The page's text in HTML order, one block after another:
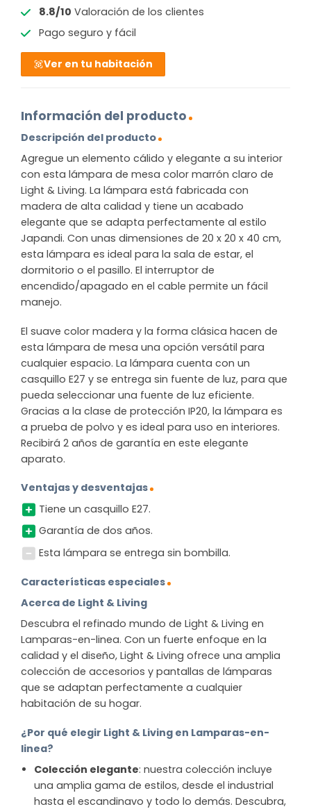
8.8/10 Valoración de los clientes
Pago seguro y fácil
Ver en tu habitación
Información del producto
Descripción del producto
Agregue un elemento cálido y elegante a su interior
con esta lámpara de mesa color marrón claro de
Light & Living. La lámpara está fabricada con
madera de alta calidad y tiene un acabado
elegante que se adapta perfectamente al estilo
Japandi. Con unas dimensiones de 20 x 20 x 40 cm,
esta lámpara es ideal para la sala de estar, el
dormitorio o el pasillo. El interruptor de
encendido/apagado en el cable permite un fácil
manejo.
El suave color madera y la forma clásica hacen de
esta lámpara de mesa una opción versátil para
cualquier espacio. La lámpara cuenta con un
casquillo E27 y se entrega sin fuente de luz, para que
pueda seleccionar una fuente de luz eficiente.
Gracias a la clase de protección IP20, la lámpara es
a prueba de polvo y es ideal para uso en interiores.
Recibirá 2 años de garantía en este elegante
aparato.
Ventajas y desventajas
Tiene un casquillo E27.
Garantía de dos años.
Esta lámpara se entrega sin bombilla.
Características especiales
Acerca de Light & Living
Descubra el refinado mundo de Light & Living en
Lamparas-en-linea. Con un fuerte enfoque en la
calidad y el diseño, Light & Living ofrece una amplia
colección de accesorios y pantallas de lámparas
que se adaptan perfectamente a cualquier
habitación de su hogar.
¿Por qué elegir Light & Living en Lamparas-en-
linea?
Colección elegante: nuestra colección incluye
una amplia gama de estilos, desde el industrial
hasta el escandinavo y todo lo demás. Descubra,